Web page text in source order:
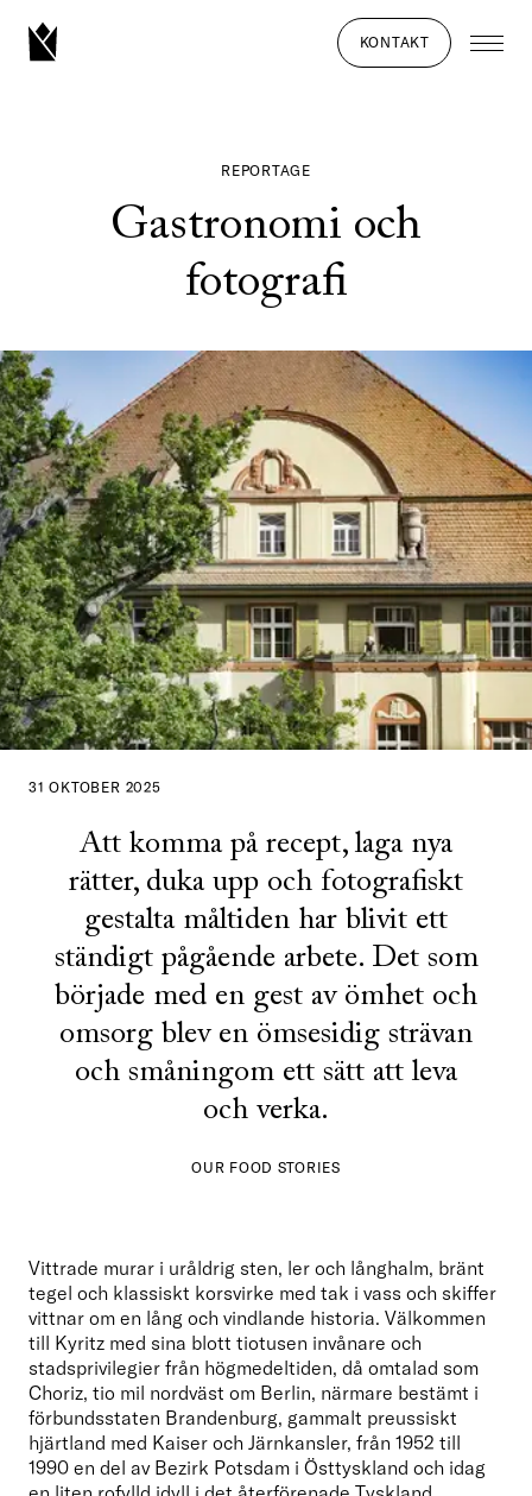
KONTAKT
REPORTAGE
Gastronomi och
fotografi
31 OKTOBER 2025
Att komma på recept, laga nya
rätter, duka upp och fotografiskt
gestalta måltiden har blivit ett
ständigt pågående arbete. Det som
började med en gest av ömhet och
omsorg blev en ömsesidig strävan
och småningom ett sätt att leva
och verka.
OUR FOOD STORIES
Vittrade murar i uråldrig sten, ler och långhalm, bränt
tegel och klassiskt korsvirke med tak i vass och skiffer
vittnar om en lång och vindlande historia. Välkommen
till Kyritz med sina blott tiotusen invånare och
stadsprivilegier från högmedeltiden, då omtalad som
Choriz, tio mil nordväst om Berlin, närmare bestämt i
förbundsstaten Brandenburg, gammalt preussiskt
hjärtland med Kaiser och Järnkansler, från 1952 till
1990 en del av Bezirk Potsdam i Östtyskland och idag